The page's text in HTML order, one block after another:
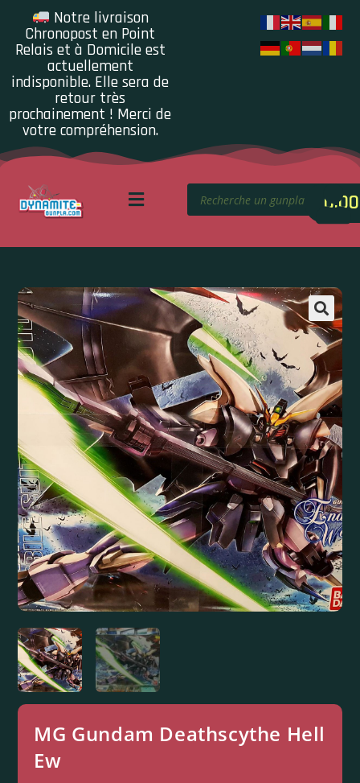
Notre livraison
Chronopost en Point
Relais et à Domicile est
actuellement
indisponible. Elle sera de
retour très
prochainement ! Merci de
votre compréhension.
0.00
MG Gundam Deathscythe Hell
Ew